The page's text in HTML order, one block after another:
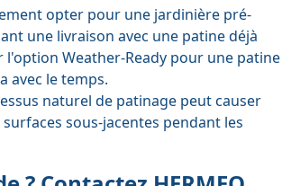
opter pour une jardinière pré-
une livraison avec une patine déjà
Weather-Ready pour une patine
avec le temps.
naturel de patinage peut causer
sous-jacentes pendant les